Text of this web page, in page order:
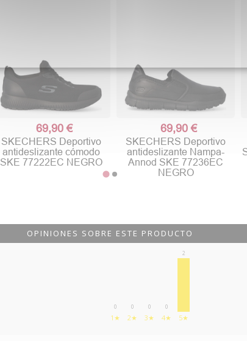
69,90 €
SKECHERS Deportivo
antideslizante cómodo
SKE 77222EC NEGRO
69,90 €
SKECHERS Deportivo
antideslizante Nampa-
Annod SKE 77236EC
NEGRO
OPINIONES SOBRE ESTE PRODUCTO
0
1★
0
2★
0
3★
0
4★
2
5★